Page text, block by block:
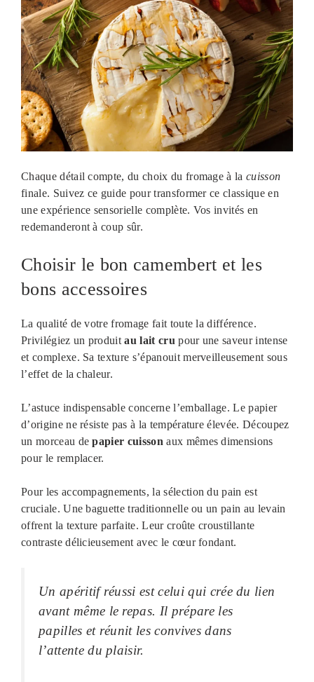
Chaque détail compte, du choix du fromage à lacuisson
finale. Suivez ce guide pour transformer ce classique en
une expérience sensorielle complète. Vos invités en
redemanderont à coup sûr.
Choisir le bon camembert et les
bons accessoires
La qualité de votre fromage fait toute la différence.
Privilégiez un produitau lait cru pour une saveur intense
et complexe. Sa texture s’épanouit merveilleusement sous
l’effet de la chaleur.
L’astuce indispensable concerne l’emballage. Le papier
d’origine ne résiste pas à la température élevée. Découpez
un morceau depapier cuisson aux mêmes dimensions
pour le remplacer.
Pour les accompagnements, la sélection du pain est
cruciale. Une baguette traditionnelle ou un pain au levain
offrent la texture parfaite. Leur croûte croustillante
contraste délicieusement avec le cœur fondant.
Un apéritif réussi est celui qui crée du lien
avant même le repas. Il prépare les
papilles et réunit les convives dans
l’attente du plaisir.